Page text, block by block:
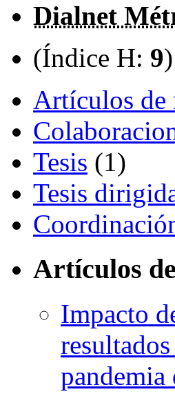
Dialnet
(Índice H: 9)
Artículos de
Tesis (1)
Tesis
Artículos
Impacto